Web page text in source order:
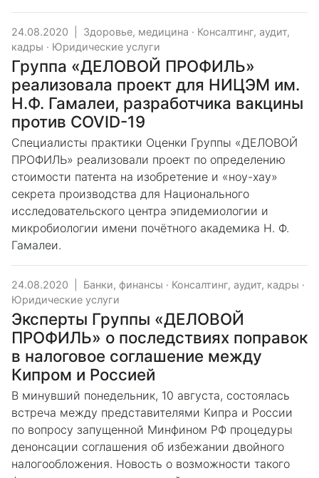
24.08.2020 Здоровье, медицина · Консалтинг, аудит,
кадры · Юридические услуги
Группа «ДЕЛОВОЙ ПРОФИЛЬ»
реализовала проект для НИЦЭМ им.
Н.Ф. Гамалеи, разработчика вакцины
против COVID-19
Специалисты практики Оценки Группы «ДЕЛОВОЙ
ПРОФИЛЬ» реализовали проект по определению
стоимости патента на изобретение и «ноу-хау»
секрета производства для Национального
исследовательского центра эпидемиологии и
микробиологии имени почётного академика Н. Ф.
Гамалеи.
24.08.2020 Банки, финансы · Консалтинг, аудит, кадры ·
Юридические услуги
Эксперты Группы «ДЕЛОВОЙ
ПРОФИЛЬ» о последствиях поправок
в налоговое соглашение между
Кипром и Россией
В минувший понедельник, 10 августа, состоялась
встреча между представителями Кипра и России
по вопросу запущенной Минфином РФ процедуры
денонсации соглашения об избежании двойного
налогообложения. Новость о возможности такого